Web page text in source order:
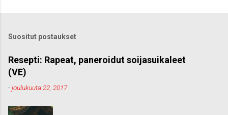
Suositut postaukset
Resepti: Rapeat, paneroidut soijasuikaleet
(VE)
-joulukuuta 22, 2017